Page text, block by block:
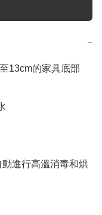
−
13cm的家具底部
進行高溫消毒和烘